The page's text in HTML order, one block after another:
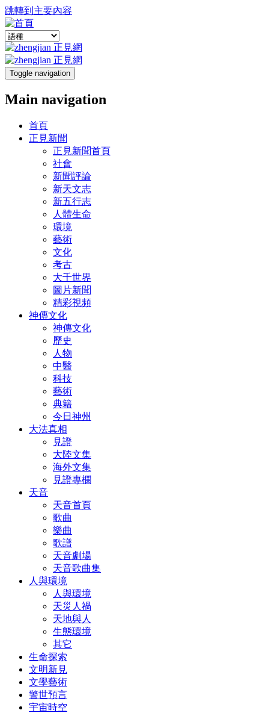
跳轉到主要內容
Toggle navigation
Main navigation
首頁
正見新聞
正見新聞首頁
社會
新聞評論
新天文志
新五行志
人體生命
環境
藝術
文化
考古
大千世界
圖片新聞
精彩視頻
神傳文化
神傳文化
歷史
人物
中醫
科技
藝術
典籍
今日神州
大法真相
見證
大陸文集
海外文集
見證專欄
天音
天音首頁
歌曲
樂曲
歌譜
天音劇場
天音歌曲集
人與環境
人與環境
天災人禍
天地與人
生態環境
其它
生命探索
文明新見
文學藝術
警世預言
宇宙時空